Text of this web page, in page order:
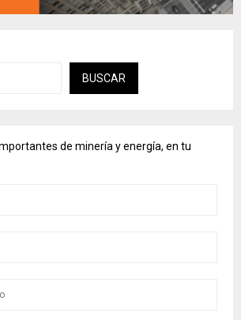
BUSCAR
de minería y energía, en tu